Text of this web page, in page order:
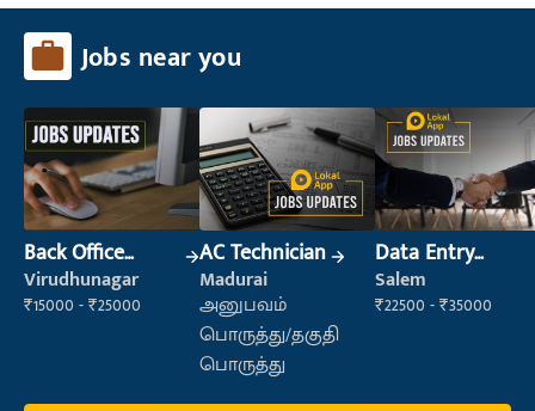
Jobs near you
Back Office
Executive
(Administration)
Virudhunagar
₹15000 - ₹25000
AC Technician
Madurai
அனுபவம்
பொருத்து/தகுதி
பொருத்து
Data Entry
Operator
Salem
₹22500 - ₹35000